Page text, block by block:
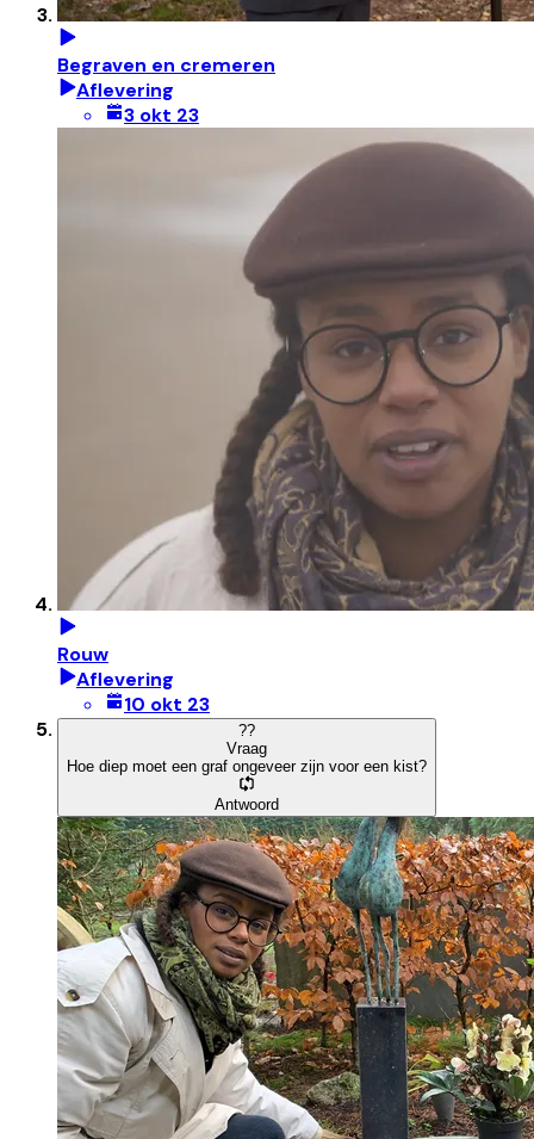
Begraven en cremeren
Aflevering
3 okt 23
Rouw
Aflevering
10 okt 23
??
Vraag
Hoe diep moet een graf ongeveer zijn voor een kist?
Antwoord